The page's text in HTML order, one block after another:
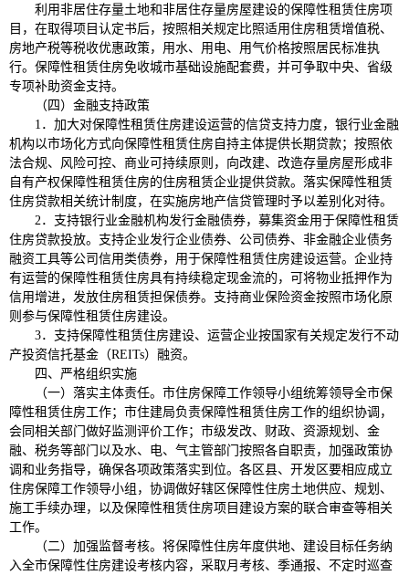
利用非居住存量土地和非居住存量房屋建设的保障性租赁住房项
目，在取得项目认定书后，按照相关规定比照适用住房租赁增值税、
房地产税等税收优惠政策，用水、用电、用气价格按照居民标准执
行。保障性租赁住房免收城市基础设施配套费，并可争取中央、省级
专项补助资金支持。
（四）金融支持政策
1．加大对保障性租赁住房建设运营的信贷支持力度，银行业金融
机构以市场化方式向保障性租赁住房自持主体提供长期贷款；按照依
法合规、风险可控、商业可持续原则，向改建、改造存量房屋形成非
自有产权保障性租赁住房的住房租赁企业提供贷款。落实保障性租赁
住房贷款相关统计制度，在实施房地产信贷管理时予以差别化对待。
2．支持银行业金融机构发行金融债券，募集资金用于保障性租赁
住房贷款投放。支持企业发行企业债券、公司债券、非金融企业债务
融资工具等公司信用类债券，用于保障性租赁住房建设运营。企业持
有运营的保障性租赁住房具有持续稳定现金流的，可将物业抵押作为
信用增进，发放住房租赁担保债券。支持商业保险资金按照市场化原
则参与保障性租赁住房建设。
3．支持保障性租赁住房建设、运营企业按国家有关规定发行不动
产投资信托基金（REITs）融资。
四、严格组织实施
（一）落实主体责任。市住房保障工作领导小组统筹领导全市保
障性租赁住房工作；市住建局负责保障性租赁住房工作的组织协调，
会同相关部门做好监测评价工作；市级发改、财政、资源规划、金
融、税务等部门以及水、电、气主管部门按照各自职责，加强政策协
调和业务指导，确保各项政策落实到位。各区县、开发区要相应成立
住房保障工作领导小组，协调做好辖区保障性住房土地供应、规划、
施工手续办理，以及保障性租赁住房项目建设方案的联合审查等相关
工作。
（二）加强监督考核。将保障性住房年度供地、建设目标任务纳
入全市保障性住房建设考核内容，采取月考核、季通报、不定时巡查